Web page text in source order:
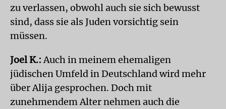
zu verlassen, obwohl auch sie sich bewusst
sind, dass sie als Juden vorsichtig sein
müssen.
Joel K.:Auch in meinem ehemaligen
jüdischen Umfeld in Deutschland wird mehr
über Alija gesprochen. Doch mit
zunehmendem Alter nehmen auch die